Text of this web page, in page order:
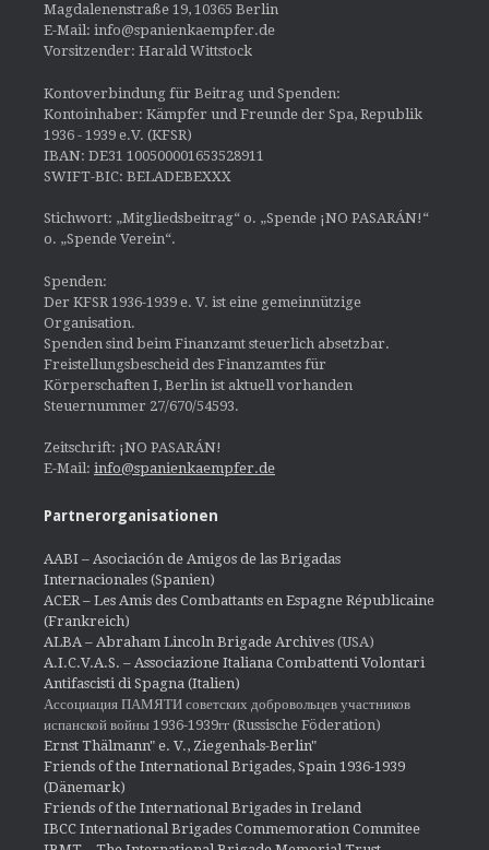
Magdalenenstraße 19, 10365 Berlin
E-Mail: info@spanienkaempfer.de
Vorsitzender: Harald Wittstock
Kontoverbindung für Beitrag und Spenden:
Kontoinhaber: Kämpfer und Freunde der Spa, Republik
1936 - 1939 e.V. (KFSR)
IBAN: DE31 100500001653528911
SWIFT-BIC: BELADEBEXXX
Stichwort: „Mitgliedsbeitrag“ o. „Spende ¡NO PASARÁN!“
o. „Spende Verein“.
Spenden:
Der KFSR 1936-1939 e. V. ist eine gemeinnützige
Organisation.
Spenden sind beim Finanzamt steuerlich absetzbar.
Freistellungsbescheid des Finanzamtes für
Körperschaften I, Berlin ist aktuell vorhanden
Steuernummer 27/670/54593.
Zeitschrift: ¡NO PASARÁN!
E-Mail: info@spanienkaempfer.de
Partnerorganisationen
AABI – Asociación de Amigos de las Brigadas
Internacionales (Spanien)
ACER – Les Amis des Combattants en Espagne Républicaine
(Frankreich)
ALBA – Abraham Lincoln Brigade Archives (USA)
A.I.C.V.A.S. – Associazione Italiana Combattenti Volontari
Antifascisti di Spagna (Italien)
Ассоциация ПАМЯТИ советских добровольцев участников
испанской войны 1936-1939гг (Russische Föderation)
Ernst Thälmann" e. V., Ziegenhals-Berlin"
Friends of the International Brigades, Spain 1936-1939
(Dänemark)
Friends of the International Brigades in Ireland
IBCC International Brigades Commemoration Commitee